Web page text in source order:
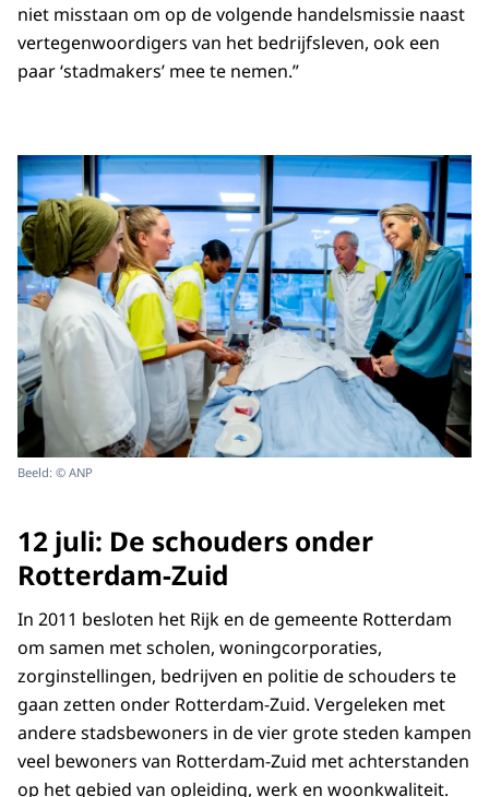
niet misstaan om op de volgende handelsmissie naast
vertegenwoordigers van het bedrijfsleven, ook een
paar ‘stadmakers’ mee te nemen.”
Beeld: © ANP
12 juli: De schouders onder
Rotterdam-Zuid
In 2011 besloten het Rijk en de gemeente Rotterdam
om samen met scholen, woningcorporaties,
zorginstellingen, bedrijven en politie de schouders te
gaan zetten onder Rotterdam-Zuid. Vergeleken met
andere stadsbewoners in de vier grote steden kampen
veel bewoners van Rotterdam-Zuid met achterstanden
op het gebied van opleiding, werk en woonkwaliteit.